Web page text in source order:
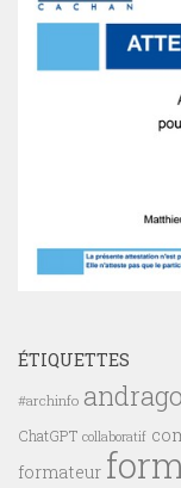
ÉTIQUETTES
#archinfo
ChatGPT collaboratif
formateur